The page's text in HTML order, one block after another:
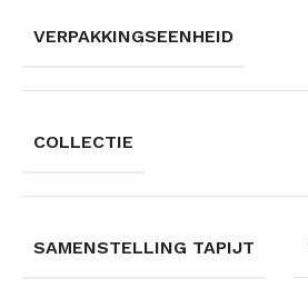
VERPAKKINGSEENHEID
COLLECTIE
SAMENSTELLING TAPIJT